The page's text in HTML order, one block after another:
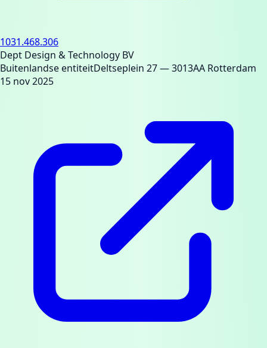
1031.468.306
Dept Design & Technology BV
Buitenlandse entiteitDeltseplein 27— 3013AA Rotterdam
15 nov 2025